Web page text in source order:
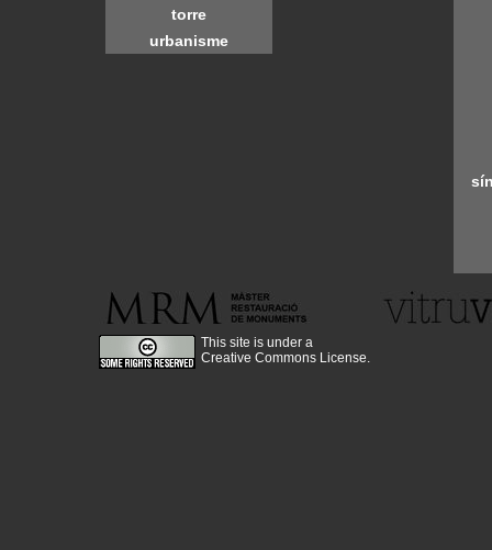
torre
urbanisme
This site is under a
Creative Commons License.